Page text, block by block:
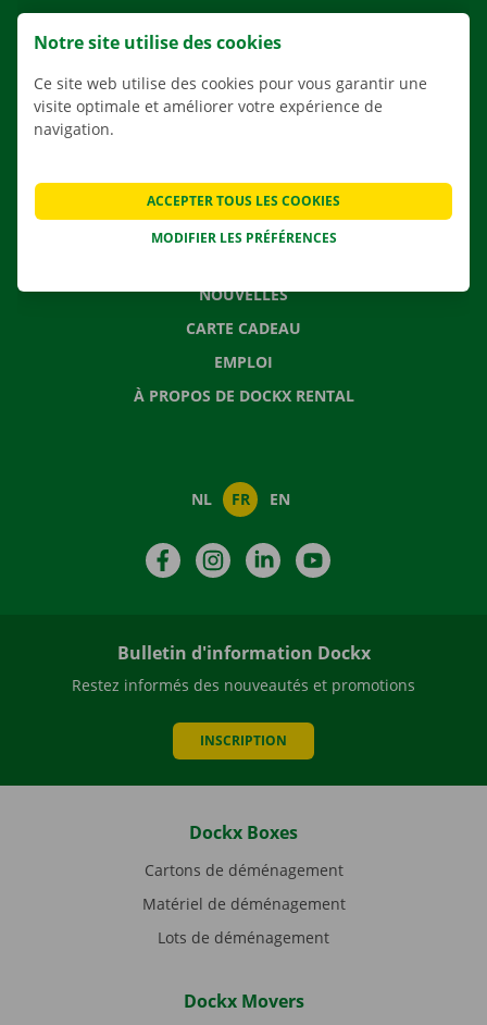
AGENCES
APPLI
CONTACTEZ NOUS
NOUVELLES
CARTE CADEAU
EMPLOI
À PROPOS DE DOCKX RENTAL
NL FR EN
FacebookInstagramLinkedIn
Bulletin d'information Dockx
Restez informés des nouveautés et promotions
INSCRIPTION
Dockx Boxes
Cartons de déménagement
Matériel de déménagement
Lots de déménagement
Dockx Movers
Notre site utilise des cookies
Ce site web utilise des cookies pour vous garantir une
visite optimale et améliorer votre expérience de
navigation.
MODIFIER LES PRÉFÉRENCES
ACCEPTER TOUS LES COOKIES